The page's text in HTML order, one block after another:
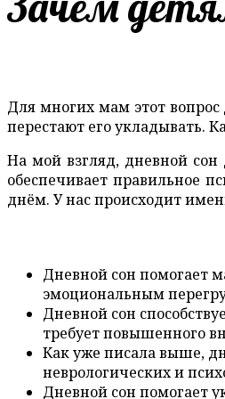
Для многих мам этот вопрос
перестают его укладывать.
На мой взгляд, дневной
обеспечивает правильное
днём. У нас происходит
Дневной сон помогает
эмоциональным
Дневной сон
требует повышенного
Как уже писала выше,
неврологических и
Дневной сон помогает